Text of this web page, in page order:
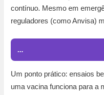
contínuo. Mesmo em
reguladores (como Anvisa)
...
Um ponto prático: ensaios
uma vacina funciona para a